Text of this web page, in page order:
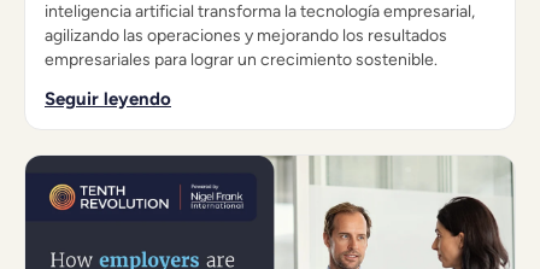
inteligencia artificial transforma la tecnología empresarial,
agilizando las operaciones y mejorando los resultados
empresariales para lograr un crecimiento sostenible.
Seguir leyendo